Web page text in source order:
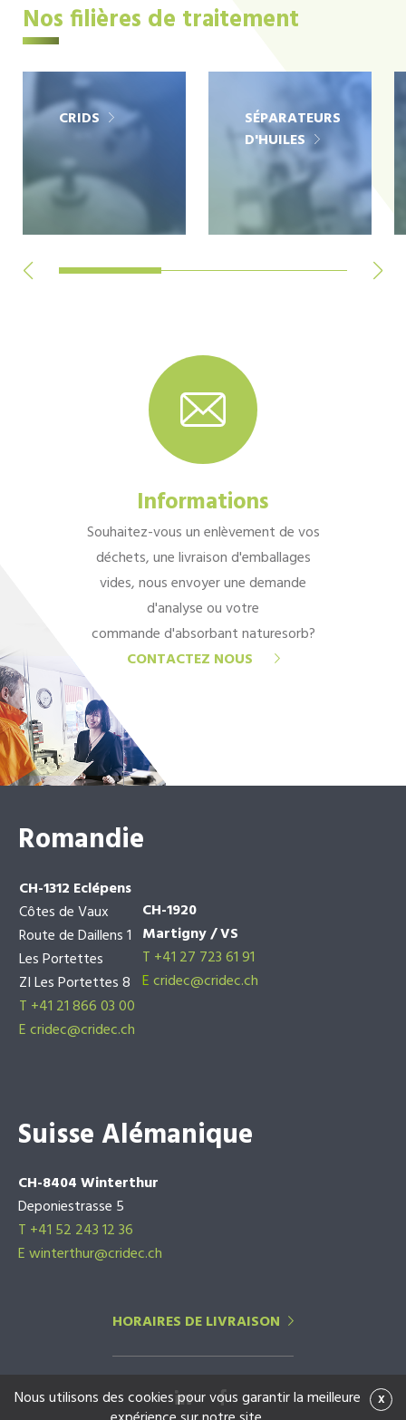
Nos filières de traitement
CRIDS
SÉPARATEURS
D'HUILES
Informations
Souhaitez-vous un enlèvement de vos
déchets, une livraison d'emballages
vides, nous envoyer une demande
d'analyse ou votre
commande d'absorbant naturesorb?
CONTACTEZ NOUS
Romandie
CH-1312 Eclépens
Côtes de Vaux
Route de Daillens 1
Les Portettes
ZI Les Portettes 8
T +41 21 866 03 00
Ecridec@cridec.ch
CH-1920
Martigny / VS
T +41 27 723 61 91
Ecridec@cridec.ch
Suisse Alémanique
CH-8404 Winterthur
Deponiestrasse 5
T +41 52 243 12 36
E winterthur@cridec.ch
HORAIRES DE LIVRAISON
x
Nous utilisons des cookies pour vous garantir la meilleure